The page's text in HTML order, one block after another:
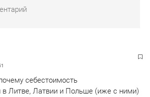
себестоимость
в Литве, Латвии и Польше (иже с ними)